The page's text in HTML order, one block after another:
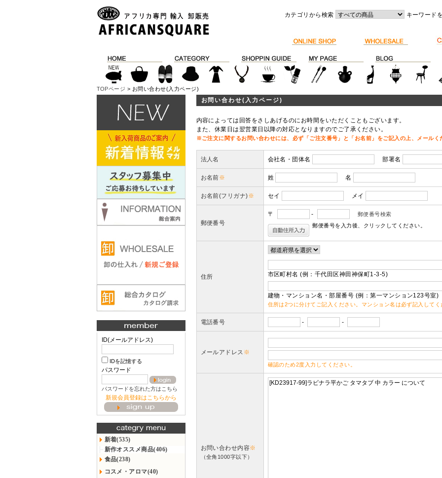
カテゴリから検索 キーワード
TOPページ > お問い合わせ(入力ページ)
ID(メールアドレス)
IDを記憶する
パスワード
パスワードを忘れた方はこちら
新規会員登録はこちらから
新着(535)
新作オススメ商品(406)
食品(238)
コスメ・アロマ(40)
お問い合わせ(入力ページ)
内容によっては回答をさしあげるのにお時間をいただくこともございます。
また、休業日は翌営業日以降の対応となりますのでご了承ください。
※ご注文に関するお問い合わせには、必ず「ご注文番号」と「お名前」をご記入の上、メール
法人名 会社名・団体名 部署名
お名前※ 姓 名
お名前(フリガナ)※ セイ メイ
郵便番号
〒 -
郵便番号検索
郵便番号を入力後、クリックしてください。
住所 市区町村名 (例：千代田区神田神保町1-3-5)
建物・マンション名・部屋番号 (例：第一マンション123号室)
住所は2つに分けてご記入ください。マンション名は必ず記入してく
電話番号 - -
メールアドレス ※
確認のため2度入力してください。
お問い合わせ内容※
（全角1000字以下）